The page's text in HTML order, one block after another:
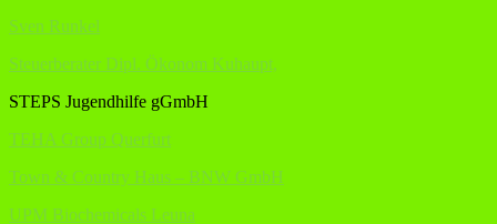
Sven Runkel
Steuerberater Dipl. Ökonom Kuhaupt,
STEPS Jugendhilfe gGmbH
TEHA Group Querfurt
Town & Country Haus – BNW GmbH
UPM Biochemicals Leuna